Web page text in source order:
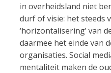
in overheidsland niet
durf of visie: het steeds
‘horizontalisering’ van
daarmee het einde van
organisaties. Social
mentaliteit maken de